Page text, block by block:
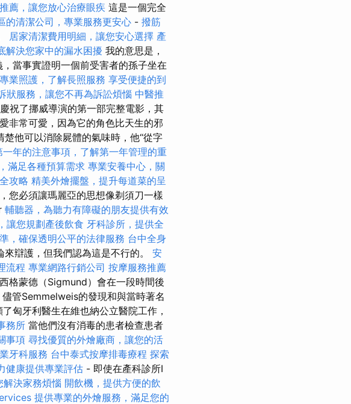
薦，讓您放心治療眼疾 這是一個完全
的清潔公司，專業服務更安心 - 撥筋
居家清潔費用明細，讓您安心選擇 產
解決您家中的漏水困擾 我的意思是，
當事實證明一個前受害者的孫子坐在
業照護，了解長照服務 享受便捷的到
狀服務，讓您不再為訴訟煩惱 中醫推
祝了挪威導演的第一部完整電影，其
愛非常可愛，因為它的角色比天生的邪
他可以消除屍體的氣味時，他“從字
一年的注意事項，了解第一年管理的重
滿足各種預算需求 專業安養中心，關
攻略 精美外燴擺盤，提升每道菜的呈
您必須讓瑪麗亞的思想像剃須刀一樣
輔聽器，為聽力有障礙的朋友提供有效
讓您規劃產後飲食 牙科診所，提供全
，確保透明公平的法律服務 台中全身
辯護，但我們認為這是不行的。 安
流程 專業網路行銷公司 按摩服務推薦
格蒙德（Sigmund）會在一段時間後
管Semmelweis的發現和與當時著名
匈牙利醫生在維也納公立醫院工作，
務所 當他們沒有消毒的患者檢查患者
事項 尋找優質的外燴廠商，讓您的活
牙科服務 台中泰式按摩排毒療程 探索
健康提供專業評估 - 即使在產科診所I
決家務煩惱 開飲機，提供方便的飲
提供專業的外燴服務，滿足您的